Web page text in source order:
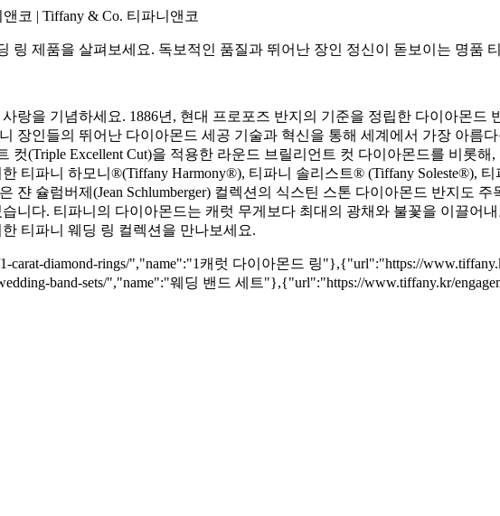
코 | Tiffany & Co. 티파니앤코
링 제품을 살펴보세요. 독보적인 품질과 뛰어난 장인 정신이 돋보이는 명품
랑을 기념하세요. 1886년, 현대 프로포즈 반지의 기준을 정립한 다이아몬
장인들의 뛰어난 다이아몬드 세공 기술과 혁신을 통해 세계에서 가장 아름
컷(Triple Excellent Cut)을 적용한 라운드 브릴리언트 컷 다이아몬드를 비롯
티파니 하모니®(Tiffany Harmony®), 티파니 솔리스트® (Tiffany Soleste®),
쟌 슐럼버제(Jean Schlumberger) 컬렉션의 식스틴 스톤 다이아몬드 반지도
니다. 티파니의 다이아몬드는 캐럿 무게보다 최대의 광채와 불꽃을 이끌어
티파니 웨딩 링 컬렉션을 만나보세요.
carat-diamond-rings/","name":"1캐럿 다이아몬드 링"},{"url":"https://
band-sets/","name":"웨딩 밴드 세트"},{"url":"https://www.tiffany.kr/